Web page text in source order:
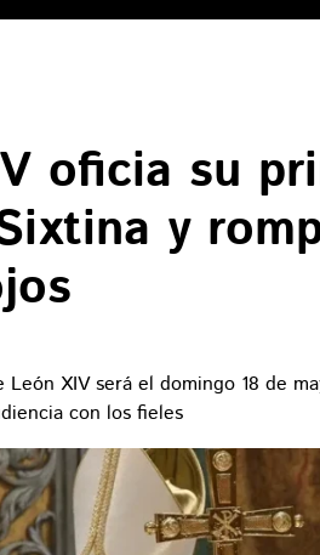
oficia su
y
XIV será el domingo 18 de
con los fieles